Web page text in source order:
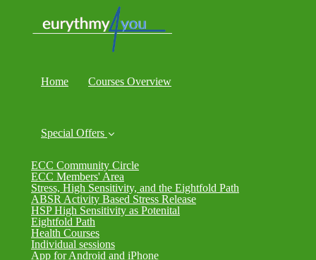
Home Courses Overview
Special Offers
ECC Community Circle
ECC Members' Area
Stress, High Sensitivity, and the Eightfold Path
ABSR Activity Based Stress Release
HSP High Sensitivity as Potenital
Eightfold Path
Health Courses
Individual sessions
App for Android and iPhone